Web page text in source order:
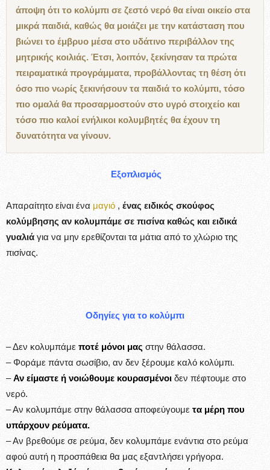
άποψη ότι το κολύμπι σε ζεστό νερό θα είναι οικείο στα
μικρά παιδιά, καθώς θα μοιάζει με την κατάσταση που
βιώνει το έμβρυο μέσα στο υδάτινο περιβάλλον της
μητρικής κοιλιάς. Έτσι, λοιπόν, ξεκίνησαν τα πρώτα
πειραματικά προγράμματα, προβάλλοντας τη θέση ότι
όσο πιο νωρίς ξεκινήσουν τα παιδιά το κολύμπι, τόσο
πιο ομαλά θα προσαρμοστούν στο υγρό στοιχείο και
τόσο πιο καλοί ενήλικοι κολυμβητές θα έχουν τη
δυνατότητα να γίνουν.
Εξοπλισμός
Απαραίτητο είναι ένα μαγιό , ένας ειδικός σκούφος
κολύμβησης αν κολυμπάμε σε πισίνα καθώς και ειδικά
γυαλιά για να μην ερεθίζονται τα μάτια από το χλώριο της
πισίνας.
Οδηγίες για το κολύμπι
– Δεν κολυμπάμε ποτέ μόνοι μας στην θάλασσα.
– Φοράμε πάντα σωσίβιο, αν δεν ξέρουμε καλό κολύμπι.
–Αν είμαστε ή νοιώθουμε κουρασμένοι δεν πέφτουμε στο
νερό.
– Αν κολυμπάμε στην θάλασσα αποφεύγουμε τα μέρη που
υπάρχουν ρεύματα.
– Αν βρεθούμε σε ρεύμα, δεν κολυμπάμε ενάντια στο ρεύμα
αφού αυτή η προσπάθεια θα μας εξαντλήσει γρήγορα.